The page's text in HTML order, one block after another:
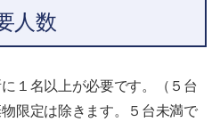
人数
１名以上が必要です。（５台
限定は除きます。５台未満で